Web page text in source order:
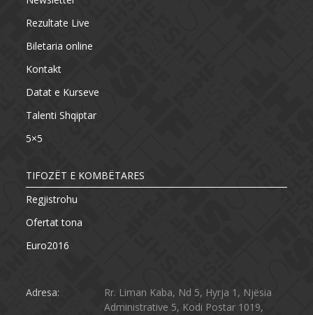
Rezultate Live
Biletaria online
Kontakt
Datat e Kurseve
Talenti Shqiptar
5×5
TIFOZËT E KOMBËTARES
Regjistrohu
Ofertat tona
Euro2016
Adresa:
Rr. Liman Kaba, Nd 5, Hyrja 1, Njësia
Administrative 5, Kodi Postar 1019,